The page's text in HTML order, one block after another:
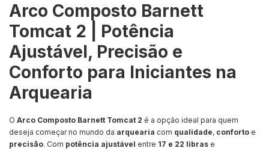
Arco Composto Barnett
Tomcat 2 | Potência
Ajustável, Precisão e
Conforto para Iniciantes na
Arquearia
O Arco Composto Barnett Tomcat 2 é a opção ideal para quem
deseja começar no mundo da arquearia com qualidade, conforto e
precisão. Com potência ajustável entre 17 e 22 libras e